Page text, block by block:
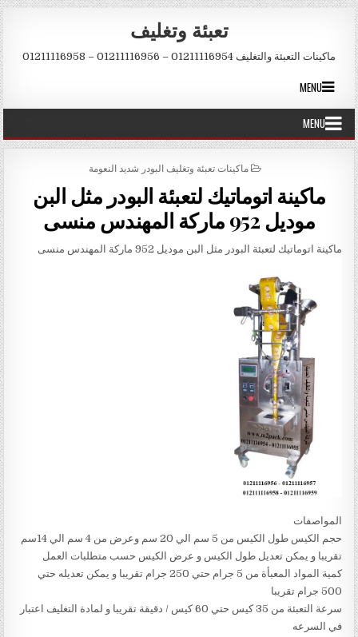
Skip to content
تعبئة وتغليف
ماكينات التعبئة والتغليف 01211116954 – 01211116956 – 01211116958
MENU
MENU
POSTED IN
ماكينات تعبئة وتغليف البودر شديد النعومة
ماكينة اتوماتيك لتعبئة البودر مثل البن
موديل 952 ماركة المهندس منسى
ماكينة اتوماتيك لتعبئة البودر مثل البن موديل 952 ماركة المهندس منسى
المواصفات
حجم الكيس طول الكيس من 5 سم الي 20 سم وعرض من 4 سم الي 14سم
تقريبا و يمكن تعديل طول الكيس و عرض الكيس حسب متطلبات العمل
كمية المواد المعبأة من 5 جرام حتي 250 جرام تقريبا و يمكن تعديله حتي
500 جرام تقريبا
سرعة التعبئة من 35 كيس حتي 60 كيس / دقيقة تقريبا و لمادة التغليف اعتبار
في السرعه